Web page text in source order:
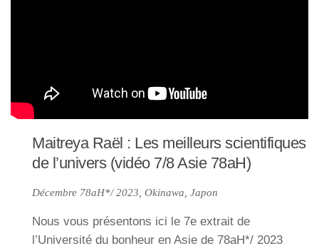
Maitreya Raël : Les meilleurs scientifiques
de l’univers (vidéo 7/8 Asie 78aH)
Décembre 78aH*/ 2023, Okinawa, Japon
Nous vous présentons ici le 7e extrait de
l’Université du bonheur en Asie de 78aH*/ 2023